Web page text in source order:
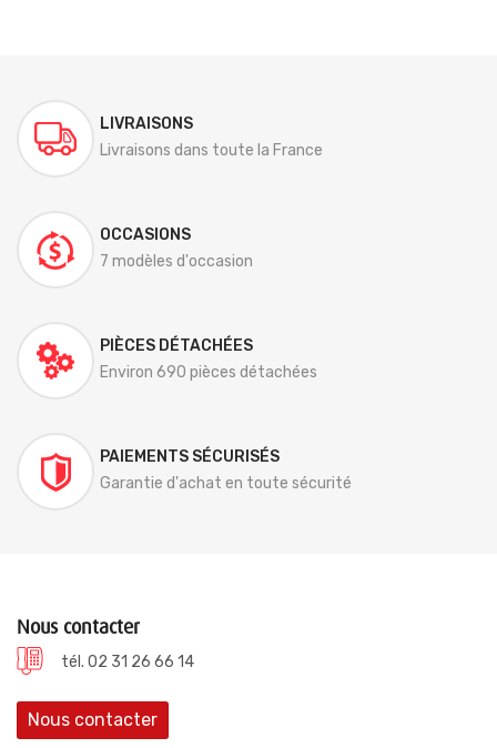
LIVRAISONS
Livraisons dans toute la France
OCCASIONS
7 modèles d'occasion
PIÈCES DÉTACHÉES
Environ 690 pièces détachées
PAIEMENTS SÉCURISÉS
Garantie d'achat en toute sécurité
Nous contacter
tél. 02 31 26 66 14
Nous contacter